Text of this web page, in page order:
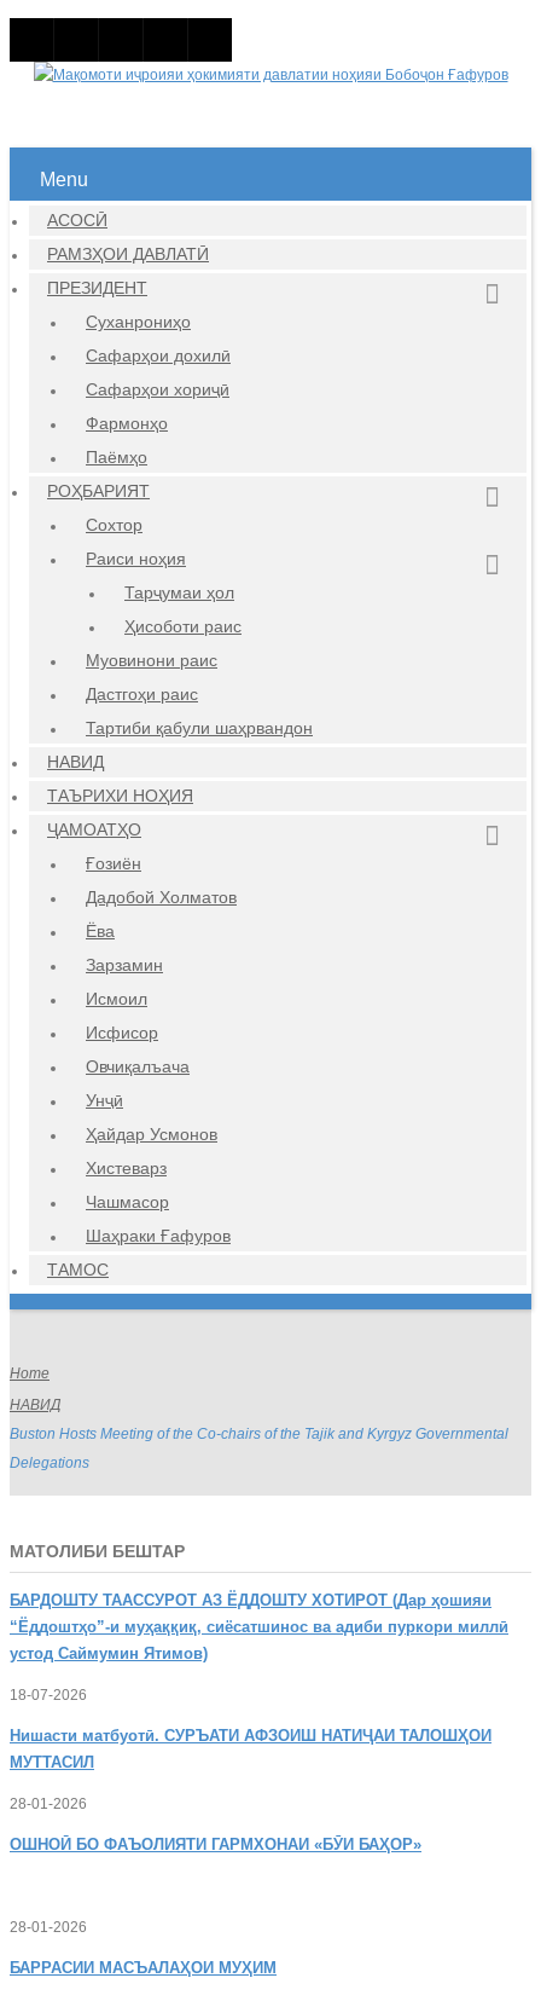
Menu
АСОСӢ
РАМЗҲОИ ДАВЛАТӢ
ПРЕЗИДЕНТ
Суханрониҳо
Сафарҳои дохилӣ
Сафарҳои хориҷӣ
Фармонҳо
Паёмҳо
РОҲБАРИЯТ
Сохтор
Раиси ноҳия
Тарҷумаи ҳол
Ҳисоботи раис
Муовинони раис
Дастгоҳи раис
Тартиби қабули шаҳрвандон
НАВИД
ТАЪРИХИ НОҲИЯ
ҶАМОАТҲО
Ғозиён
Дадобой Холматов
Ёва
Зарзамин
Исмоил
Исфисор
Овчиқалъача
Унҷӣ
Ҳайдар Усмонов
Хистеварз
Чашмасор
Шаҳраки Ғафуров
ТАМОС
Home
НАВИД
Buston Hosts Meeting of the Co-chairs of the Tajik and Kyrgyz Governmental
Delegations
МАТОЛИБИ БЕШТАР
БАРДОШТУ ТААССУРОТ АЗ ЁДДОШТУ ХОТИРОТ (Дар ҳошияи
“Ёддоштҳо”-и муҳаққиқ, сиёсатшинос ва адиби пуркори миллӣ
устод Саймумин Ятимов)
18-07-2026
Нишасти матбуотӣ. СУРЪАТИ АФЗОИШ НАТИҶАИ ТАЛОШҲОИ
МУТТАСИЛ
28-01-2026
ОШНОӢ БО ФАЪОЛИЯТИ ГАРМХОНАИ «БӮИ БАҲОР»
28-01-2026
БАРРАСИИ МАСЪАЛАҲОИ МУҲИМ